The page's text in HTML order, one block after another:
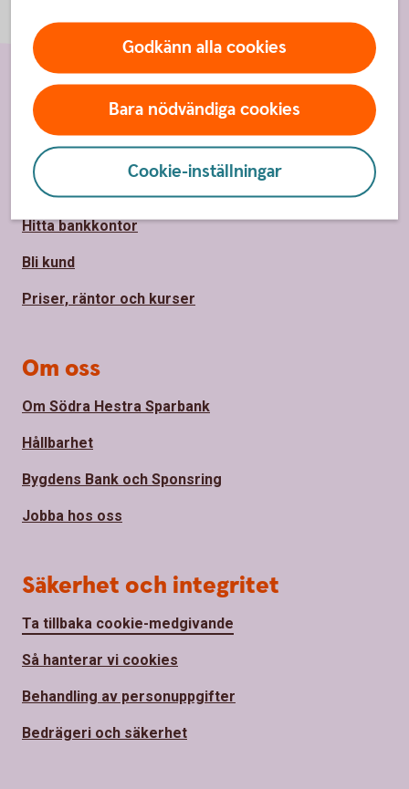
Godkänn alla cookies
Bara nödvändiga cookies
Cookie-inställningar
Sidfot
Hitta snabbt
Kundservice
Spärrhjälp
Hitta bankkontor
Bli kund
Priser, räntor och kurser
Om oss
Om Södra Hestra Sparbank
Hållbarhet
Bygdens Bank och Sponsring
Jobba hos oss
Säkerhet och integritet
Ta tillbaka cookie-medgivande
Så hanterar vi cookies
Behandling av personuppgifter
Bedrägeri och säkerhet